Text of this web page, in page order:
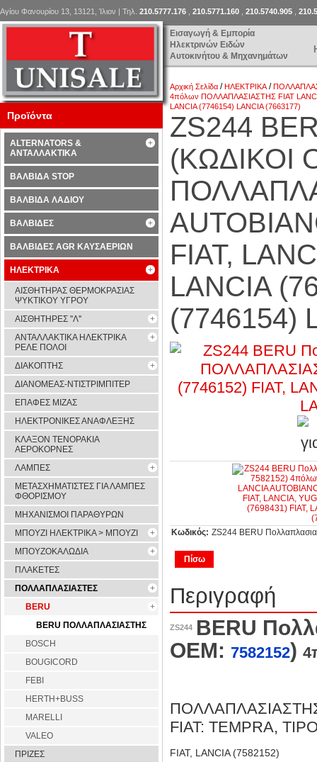
Εισαγωγή & Εμπορία
Ηλεκτρινών Ειδών
Αυτοκινήτου & Μηχανημάτων
Αγίου Φανουρίου 13, 13121, Ίλιον | Τηλ. 210.5777.176 210.5771.160 210.5740.905
Αρχική Σελίδα /ΗΛΕΚΤΡΙΚΑ/
4πόλων ΠΟΛΛΑΠΛΑΣΙΑΣΤΗΣ FIAT
LANCIA (7746154) LANCIA (7663177)
ZS244
(ΚΩΔΙΚΟΙ
FIAT,
LANCIA
(7746154)
Κωδικός: ZS244 BERU
Πίσω
Περιγραφή
ZS244 BERU
OEM: 7582152)
ΠΟΛΛΑΠΛΑΣΙΑΣΤΗΣ
FIAT: TEMPRA,
FIAT, LANCIA (7582152)
Προϊόντα
ALTERNATORS &
ΑΝΤΑΛΛΑΚΤΙΚΑ
ΒΑΛΒΙΔΑ STOP
ΒΑΛΒΙΔΑ ΛΑΔΙΟΥ
ΒΑΛΒΙΔΕΣ
ΒΑΛΒΙΔΕΣ AGR ΚΑΥΣΑΕΡΙΩΝ
ΗΛΕΚΤΡΙΚΑ
ΑΙΣΘΗΤΗΡΑΣ ΘΕΡΜΟΚΡΑΣΙΑΣ
ΨΥΚΤΙΚΟΥ ΥΓΡΟΥ
ΑΙΣΘΗΤΗΡΕΣ ''Λ''
ΑΝΤΑΛΛΑΚΤΙΚΑ ΗΛΕΚΤΡΙΚΑ
ΡΕΛΕ ΠΟΛΟΙ
ΔΙΑΚΟΠΤΗΣ
ΔΙΑΝΟΜΕΑΣ-ΝΤΙΣΤΡΙΜΠΙΤΕΡ
ΕΠΑΦΕΣ ΜΙΖΑΣ
ΗΛΕΚΤΡΟΝΙΚΕΣ ΑΝΑΦΛΕΞΗΣ
ΚΛΑΞΟΝ ΤΕΝΟΡΑΚΙΑ
ΑΕΡΟΚΟΡΝΕΣ
ΛΑΜΠΕΣ
ΜΕΤΑΣΧΗΜΑΤΙΣΤΕΣ ΓΙΑ ΛΑΜΠΕΣ
ΦΘΟΡΙΣΜΟΥ
ΜΗΧΑΝΙΣΜΟΙ ΠΑΡΑΘΥΡΩΝ
ΜΠΟΥΖΙ ΗΛΕΚΤΡΙΚΑ > ΜΠΟΥΖΙ
ΜΠΟΥΖΟΚΑΛΩΔΙΑ
ΠΛΑΚΕΤΕΣ
ΠΟΛΛΑΠΛΑΣΙΑΣΤΕΣ
BERU
BERU ΠΟΛΛΑΠΛΑΣΙΑΣΤΗΣ
BOSCH
BOUGICORD
FEBI
HERTH+BUSS
MARELLI
VALEO
ΠΡΙΖΕΣ